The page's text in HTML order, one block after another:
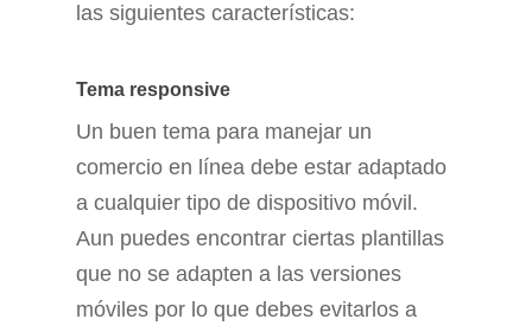
las siguientes características:
Tema responsive
Un buen tema para manejar un
comercio en línea debe estar adaptado
a cualquier tipo de dispositivo móvil.
Aun puedes encontrar ciertas plantillas
que no se adapten a las versiones
móviles por lo que debes evitarlos a